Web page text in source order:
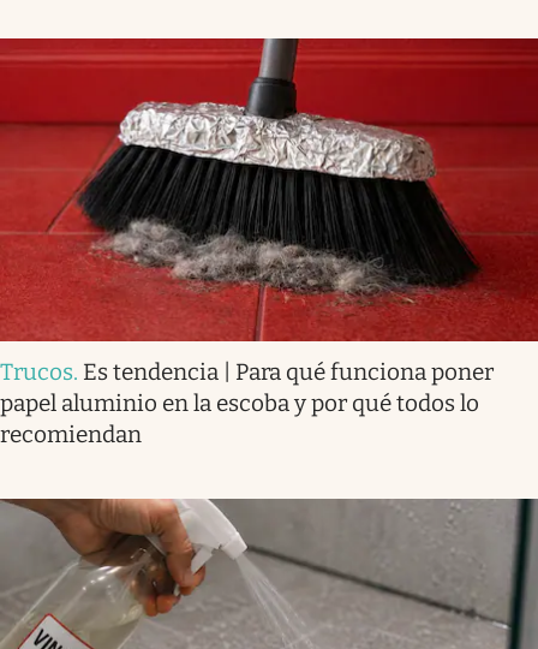
Trucos. Es tendencia | Para qué funciona poner
papel aluminio en la escoba y por qué todos lo
recomiendan